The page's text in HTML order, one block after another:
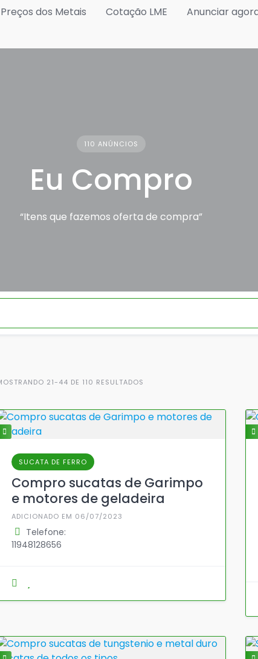
Preços dos Metais Cotação LME Anunciar
110 ANÚNCIOS
Eu Compro
“Itens que fazemos oferta de compra”
21-44 DE 110 RESULTADOS
SUCATA DE FERRO
Compro sucatas de Garimpo
e motores de geladeira
ADICIONADO EM 06/07/2023
Telefone:
11948128656